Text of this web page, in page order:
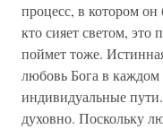
процесс, в котором
кто сияет светом, это
поймет тоже.
любовь Бога в
индивидуальные
духовно. Поскольку